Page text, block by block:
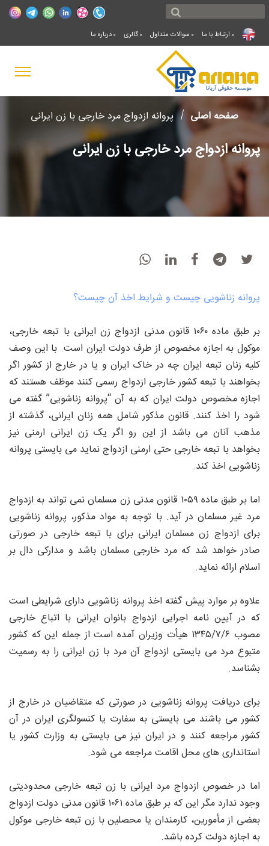
ارتباط با ما سوالات متداول گالری درباره ما
پروانه ازدواج مرد خارجی با زن ایرانی صفحه اصلی
پروانه ازدواج مرد خارجی با زن ایرانی
پروانه زناشویی چیست و شرایط اخذ آن چیست؟
بر طبق ماده ۱۰۶۰ قانون مدنی ازدواج زن ایرانی با تبعه خارجی،
موکول به اجازه مخصوص از طرف دولت ایران است. با این وصف
کلیه زنان تبعه ایران چه در خاک ایران و یا در خارج از کشور اگر
بخواهند با تبعه کشور خارجی ازدواج رسمی کنند موظف هستند که
اجازه مخصوص دولت ایران که به آن “پروانه زناشویی” گفته می
شود را اخذ کنند. قانون مذکور شامل همه زنان ایرانی، گذشته از
مذهب آنان می باشد از این رو اگر یک زن ایرانی ارمنی نیز
بخواهد با تبعه خارجی حتی ارمنی ازدواج نماید می بایستی پروانه
زناشویی اخذ کند.
اما بر طبق ماده ۱۰۵۹ قانون مدنی زن مسلمان نمی تواند به ازدواج
مرد غیر مسلمان در آید. با توجه به مواد مذکور، پروانه زناشویی
برای ازدواج زن مسلمان ایرانی برای با تبعه خارجی در صورتی
صادر خواهد شد که مرد خارجی مسلمان باشد و مدارکی دال بر
اسلام ارائه نماید.
علاوه بر موارد پیش گفته اخذ پروانه زناشویی دارای شرایطی است
که در آیین نامه اجرایی ازدواج بانوان ایرانی با اتباع خارجی
مصوب ۱۳۴۵/۷/۶ هیأت وزیران آمده است از جمله این که کشور
متبوع مرد می بایستی ازدواج آن مرد با زن ایرانی را به رسمیت
بشناسد.
برای دریافت پروانه زناشویی در صورتی که متقاضیان در خارج از
کشور می باشند می بایستی به سفارت یا کنسولگری ایران در آن
کشور مراجعه کنند و در ایران نیز می بایستی به وزارت کشور یا
استانداری های محل اقامت مراجعه می شود.
اما در خصوص ازدواج مرد ایرانی با زن تبعه خارجی محدودیتی
وجود ندارد مگر این که بر طبق ماده ۱۰۶۱ قانون مدنی دولت ازدواج
بعضی از مأمورین، کارمندان یا محصلین با زن تبعه خارجی موکول
به اجازه دولت کرده باشد.